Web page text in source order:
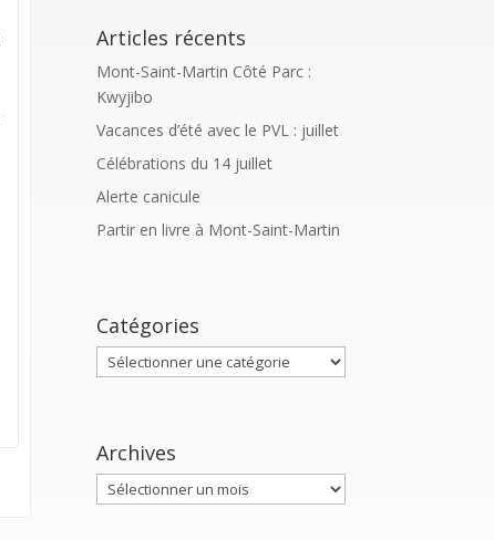
Articles récents
Mont-Saint-Martin Côté Parc :
Kwyjibo
Vacances d’été avec le PVL : juillet
Célébrations du 14 juillet
Alerte canicule
Partir en livre à Mont-Saint-Martin
Catégories
Catégories
Archives
Archives